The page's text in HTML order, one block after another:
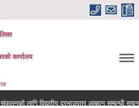
कार्यालय
लागि विद्युतीय दरभाउपत्र आब्हान सम्बन्धी सूचना